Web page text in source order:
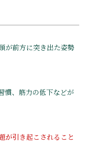
が前方に突き出た姿勢
慣、筋力の低下などが
が引き起こされること